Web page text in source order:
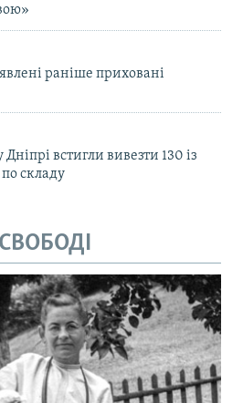
раніше приховані
встигли вивезти 130 із
складу